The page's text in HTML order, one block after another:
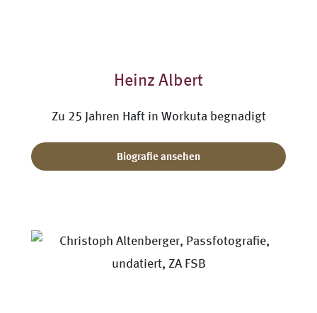
Heinz Albert
Zu 25 Jahren Haft in Workuta begnadigt
Biografie ansehen